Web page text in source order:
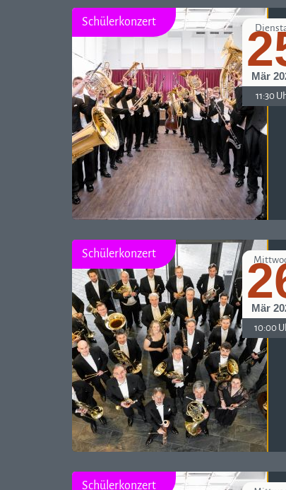
Schülerkonzert
Mär
11:30
Schülerkonzert
Mär
10:00
Schülerkonzert